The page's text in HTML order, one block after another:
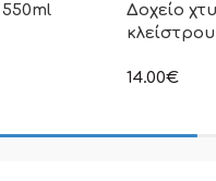
Δοχείο
14.00€